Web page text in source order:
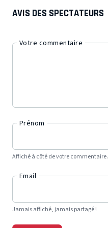
AVIS DES SPECTATEURS
Votre commentaire
Prénom
Affiché à côté de votre commentaire.
Email
Jamais affiché, jamais partagé !